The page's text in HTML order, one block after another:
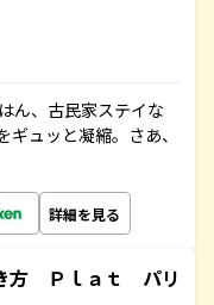
ん、古民家ステイな
ュッと凝縮。さあ、
詳細を見る
方 Ｐｌａｔ パリ